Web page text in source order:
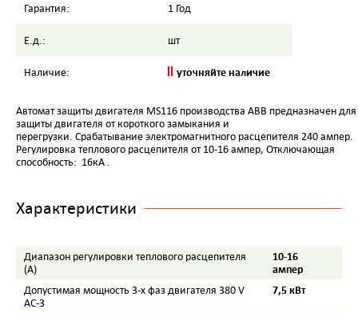
Гарантия: 1 Год
Е.д.: шт
Наличие: уточняйте наличие
Автомат защиты двигателя MS116 производства АВВ предназначен для
защиты двигателя от короткого замыкания и
перегрузки. Срабатывание электромагнитного расцепителя 240 ампер.
Регулировка теплового расцепителя от 10-16 ампер, Отключающая
способность: 16кА .
Характеристики
Диапазон регулировки теплового расцепителя
(А)
10-16
ампер
Допустимая мощность 3-х фаз двигателя 380 V
AC-3
7,5 кВт